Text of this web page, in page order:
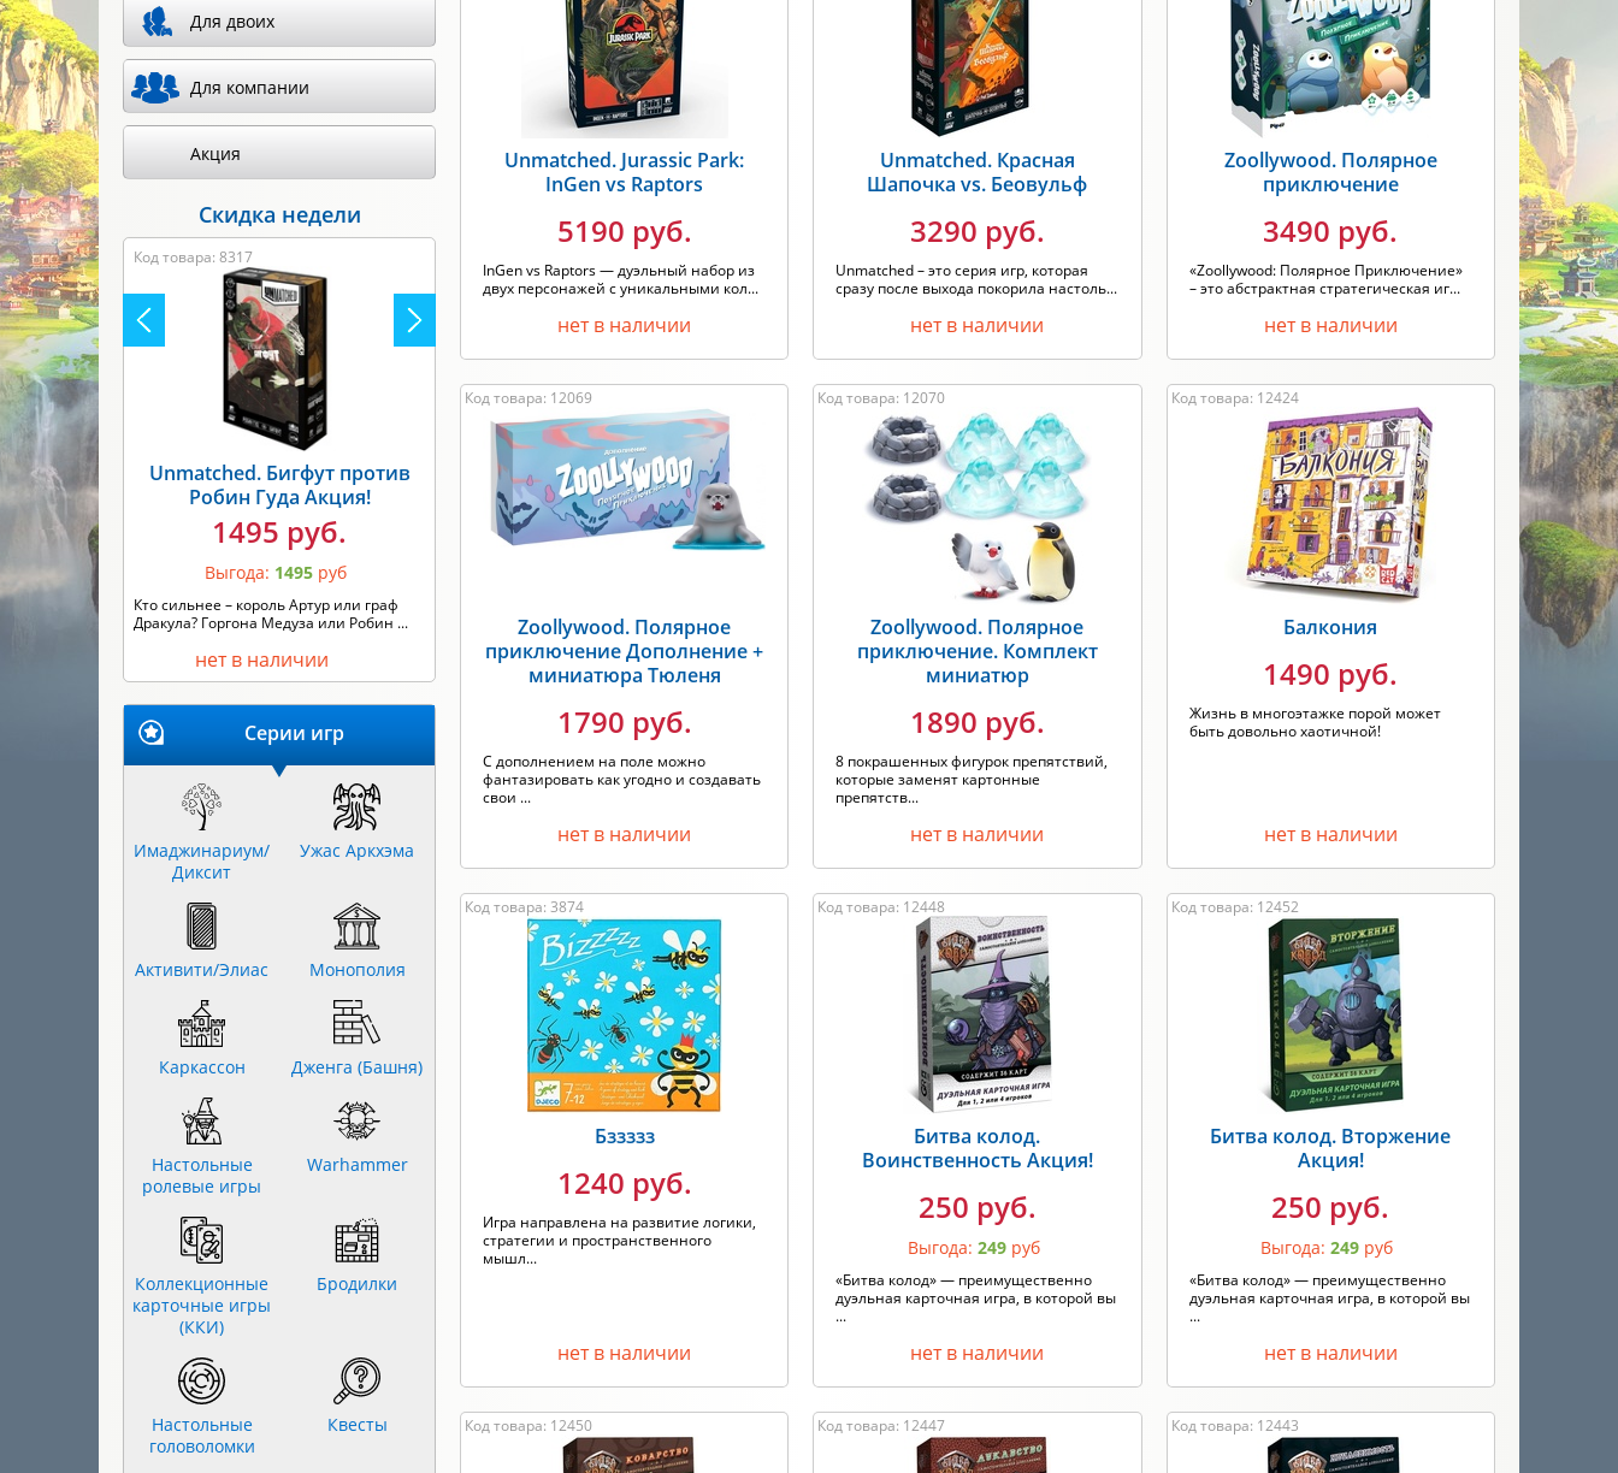
Хит продаж Скидки
Производитель: Любой ПРИМЕНИТЬ
Unmatched. Jurassic Park:
InGen vs Raptors
5190 руб.
InGen vs Raptors — дуэльный набор из
двух персонажей с уникальными кол...
нет в наличии
Unmatched. Красная
Шапочка vs. Беовульф
3290 руб.
Unmatched – это серия игр, которая
сразу после выхода покорила настоль...
нет в наличии
Zoollywood. Полярное
приключение
3490 руб.
«Zoollywood: Полярное Приключение»
– это абстрактная стратегическая иг...
нет в наличии
Код товара: 12069
Zoollywood. Полярное
приключение Дополнение +
миниатюра Тюленя
1790 руб.
С дополнением на поле можно
фантазировать как угодно и создавать
свои ...
нет в наличии
Код товара: 12070
Zoollywood. Полярное
приключение. Комплект
миниатюр
1890 руб.
8 покрашенных фигурок препятствий,
которые заменят картонные
препятств...
нет в наличии
Код товара: 12424
Балкония
1490 руб.
Жизнь в многоэтажке порой может
быть довольно хаотичной!
нет в наличии
Код товара: 3874
Бззззз
1240 руб.
Игра направлена на развитие логики,
стратегии и пространственного
мышл...
нет в наличии
Код товара: 12448
Битва колод.
Воинственность Акция!
250 руб.
Выгода: 249руб
«Битва колод» — преимущественно
дуэльная карточная игра, в которой вы
...
нет в наличии
Код товара: 12452
Битва колод. Вторжение
Акция!
250 руб.
Выгода:249 руб
«Битва колод» — преимущественно
дуэльная карточная игра, в которой вы
...
нет в наличии
Код товара: 12450 Код товара: 12447 Код товара: 12443
Для двоих
Для компании
Акция
Скидка недели
Код товара: 8317
Unmatched. Бигфут против
Робин Гуда Акция!
1495 руб.
Выгода: 1495 руб
Кто сильнее – король Артур или граф
Дракула? Горгона Медуза или Робин ...
нет в наличии
Серии игр
Имаджинариум/
Диксит
Ужас Аркхэма
Активити/Элиас Монополия
Каркассон Дженга (Башня)
Настольные
ролевые игры
Warhammer
Коллекционные
карточные игры
(ККИ)
Бродилки
Настольные
головоломки
Квесты